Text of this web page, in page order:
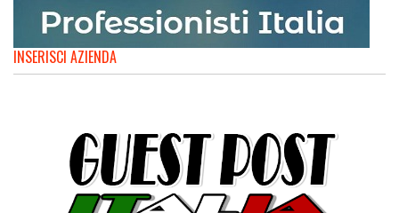
INSERISCI AZIENDA